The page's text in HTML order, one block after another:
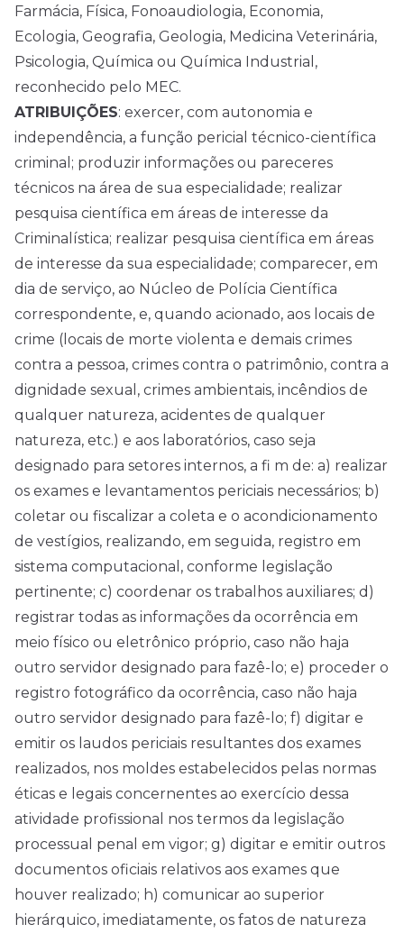
Farmácia, Física, Fonoaudiologia, Economia,
Ecologia, Geografia, Geologia, Medicina Veterinária,
Psicologia, Química ou Química Industrial,
reconhecido pelo MEC.
ATRIBUIÇÕES: exercer, com autonomia e
independência, a função pericial técnico-científica
criminal; produzir informações ou pareceres
técnicos na área de sua especialidade; realizar
pesquisa científica em áreas de interesse da
Criminalística; realizar pesquisa científica em áreas
de interesse da sua especialidade; comparecer, em
dia de serviço, ao Núcleo de Polícia Científica
correspondente, e, quando acionado, aos locais de
crime (locais de morte violenta e demais crimes
contra a pessoa, crimes contra o patrimônio, contra a
dignidade sexual, crimes ambientais, incêndios de
qualquer natureza, acidentes de qualquer
natureza, etc.) e aos laboratórios, caso seja
designado para setores internos, a fi m de: a) realizar
os exames e levantamentos periciais necessários; b)
coletar ou fiscalizar a coleta e o acondicionamento
de vestígios, realizando, em seguida, registro em
sistema computacional, conforme legislação
pertinente; c) coordenar os trabalhos auxiliares; d)
registrar todas as informações da ocorrência em
meio físico ou eletrônico próprio, caso não haja
outro servidor designado para fazê-lo; e) proceder o
registro fotográfico da ocorrência, caso não haja
outro servidor designado para fazê-lo; f) digitar e
emitir os laudos periciais resultantes dos exames
realizados, nos moldes estabelecidos pelas normas
éticas e legais concernentes ao exercício dessa
atividade profissional nos termos da legislação
processual penal em vigor; g) digitar e emitir outros
documentos oficiais relativos aos exames que
houver realizado; h) comunicar ao superior
hierárquico, imediatamente, os fatos de natureza